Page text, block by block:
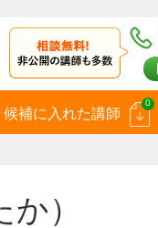
候補に入れた講師
0
）